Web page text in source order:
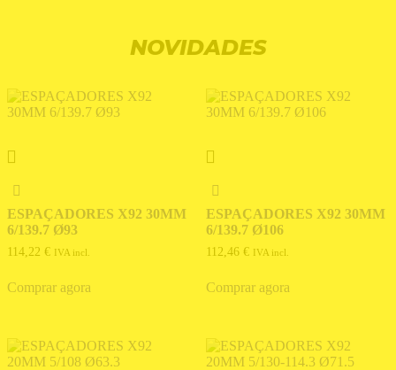
NOVIDADES
ESPAÇADORES X92 30MM
6/139.7 Ø93
114,22 € IVA incl.
Comprar agora
ESPAÇADORES X92 30MM
6/139.7 Ø106
112,46 € IVA incl.
Comprar agora